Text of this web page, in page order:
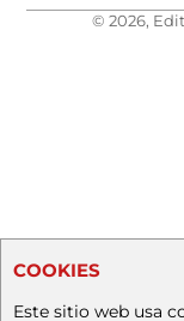
© 2026,
COOKIES
Este sitio web usa